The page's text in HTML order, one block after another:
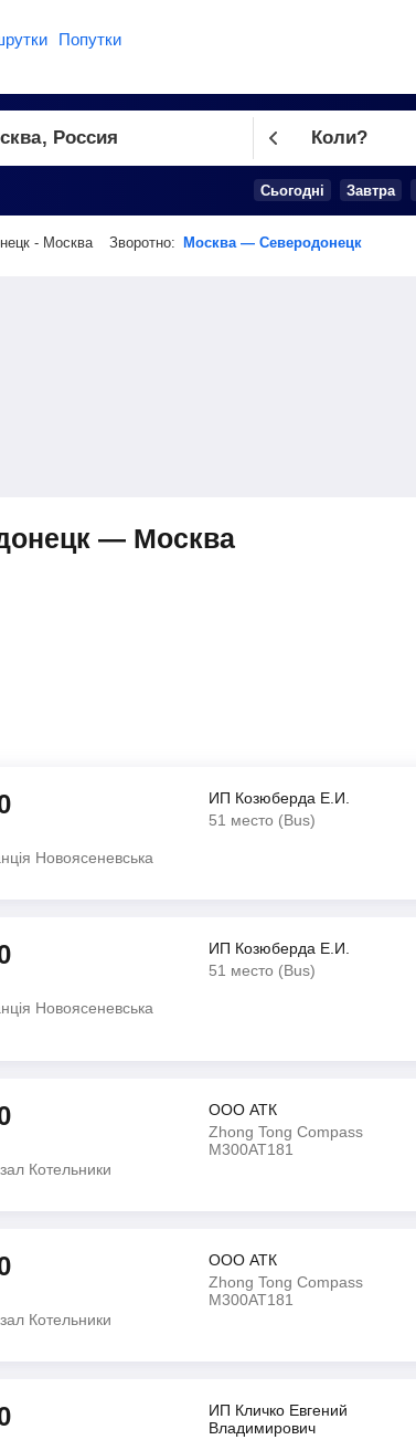
Попутки
Коли?
Cьогодні Завтра
- Москва Зворотно: Москва — Северодонецк
— Москва
Новоясеневська
ИП Козюберда Е.И.
51 место (Bus)
Новоясеневська
ИП Козюберда Е.И.
51 место (Bus)
Котельники
ООО АТК
Zhong Tong Compass
М300АТ181
Котельники
ООО АТК
Zhong Tong Compass
М300АТ181
ИП Кличко Евгений
Владимирович